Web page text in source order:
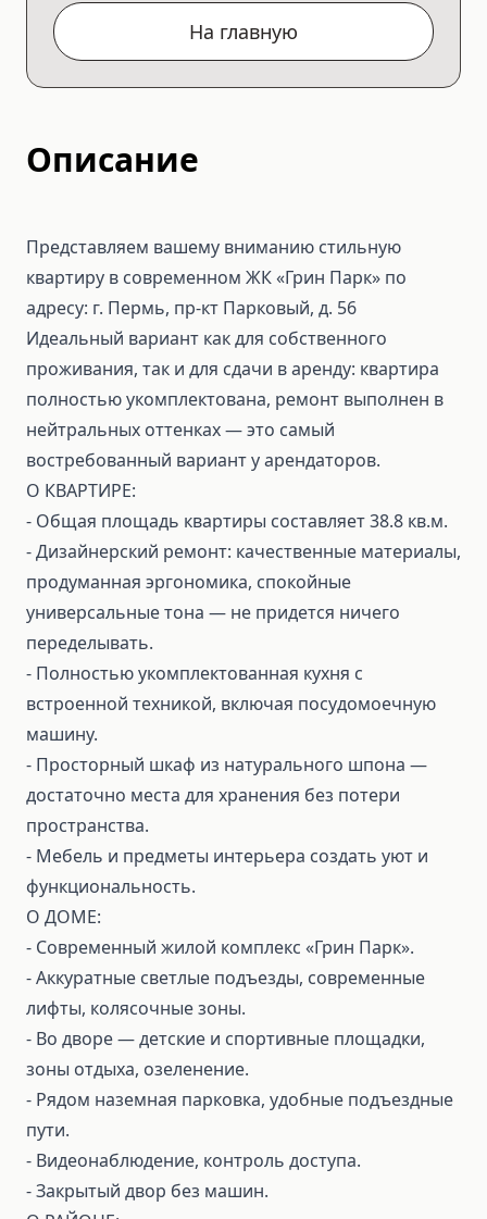
На главную
Описание
Представляем вашему вниманию стильную
квартиру в современном ЖК «Грин Парк» по
адресу: г. Пермь, пр‑кт Парковый, д. 56
Идеальный вариант как для собственного
проживания, так и для сдачи в аренду: квартира
полностью укомплектована, ремонт выполнен в
нейтральных оттенках — это самый
востребованный вариант у арендаторов.
О КВАРТИРЕ:
- Общая площадь квартиры составляет 38.8 кв.м.
- Дизайнерский ремонт: качественные материалы,
продуманная эргономика, спокойные
универсальные тона — не придется ничего
переделывать.
- Полностью укомплектованная кухня с
встроенной техникой, включая посудомоечную
машину.
- Просторный шкаф из натурального шпона —
достаточно места для хранения без потери
пространства.
- Мебель и предметы интерьера создать уют и
функциональность.
О ДОМЕ:
- Современный жилой комплекс «Грин Парк».
- Аккуратные светлые подъезды, современные
лифты, колясочные зоны.
- Во дворе — детские и спортивные площадки,
зоны отдыха, озеленение.
- Рядом наземная парковка, удобные подъездные
пути.
- Видеонаблюдение, контроль доступа.
- Закрытый двор без машин.